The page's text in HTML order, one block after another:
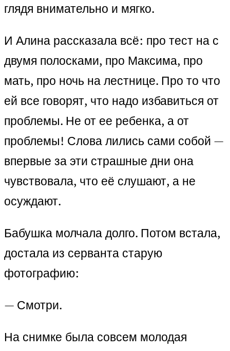
глядя внимательно и мягко.
И Алина рассказала всё: про тест на с
двумя полосками, про Максима, про
мать, про ночь на лестнице. Про то что
ей все говорят, что надо избавиться от
проблемы. Не от ее ребенка, а от
проблемы! Слова лились сами собой —
впервые за эти страшные дни она
чувствовала, что её слушают, а не
осуждают.
Бабушка молчала долго. Потом встала,
достала из серванта старую
фотографию:
— Смотри.
На снимке была совсем молодая